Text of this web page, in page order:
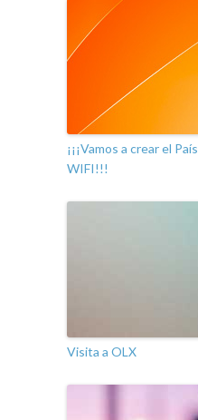
¡¡¡Vamos a crear el País
WIFI!!!
Visita a OLX